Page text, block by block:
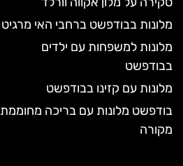
מלונות בבודפשט ברחבי האי מרגיט
מלונות למשפחות עם ילדים
בבודפשט
מלונות עם קזינו בבודפשט
בודפשט מלונות עם בריכה מחוממת
מקורה